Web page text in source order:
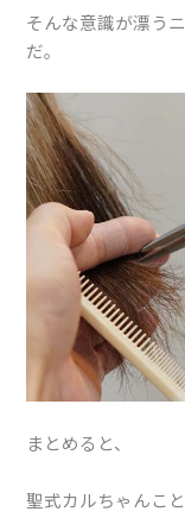
そんな意識が漂う
だ。
まとめると、
聖式カルちゃんこ